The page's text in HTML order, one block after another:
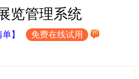
览管理系统
】 免费在线试用